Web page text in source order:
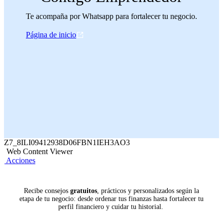
Te acompaña por Whatsapp para fortalecer tu negocio.
Página de inicio
Z7_8ILI09412938D06FBN1IEH3AO3
Web Content Viewer
Acciones
Recibe consejos gratuitos, prácticos y personalizados según la
etapa de tu negocio: desde ordenar tus finanzas hasta fortalecer tu
perfil financiero y cuidar tu historial.